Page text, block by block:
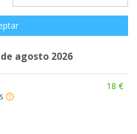
agosto 2026
18 €